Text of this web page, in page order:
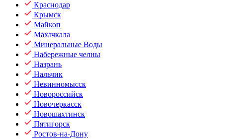
Краснодар
Крымск
Майкоп
Махачкала
Минеральные Воды
Набережные челны
Назрань
Нальчик
Невинномысск
Новороссийск
Новочеркасск
Новошахтинск
Пятигорск
Ростов-на-Дону